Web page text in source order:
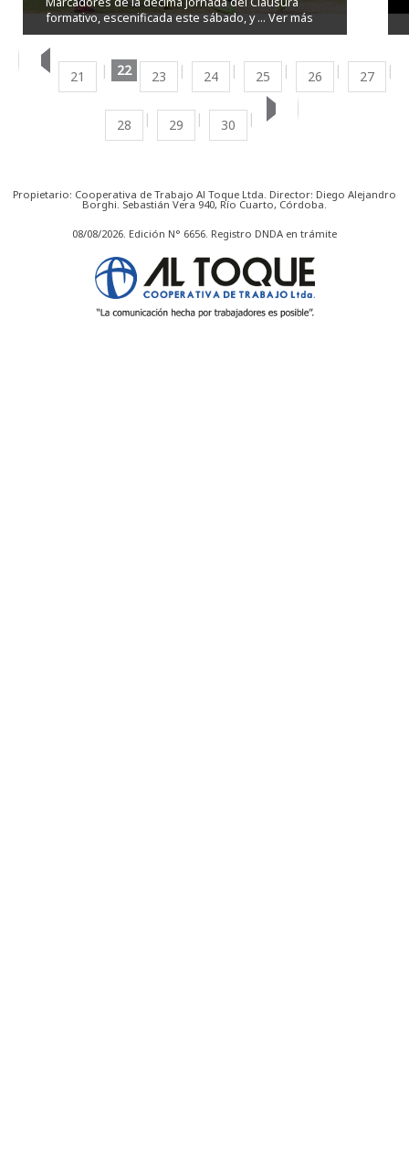
formativo, escenificada este sábado, y ... Ver más
21 22 23 24 25 26 27
28 29 30
Propietario: Cooperativa de Trabajo Al Toque Ltda. Director: Diego Alejandro
Borghi. Sebastián Vera 940, Río Cuarto, Córdoba.
08/08/2026. Edición N° 6656. Registro DNDA en trámite